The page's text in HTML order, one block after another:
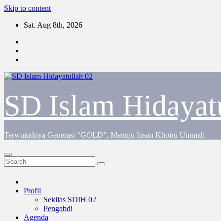
Skip to content
Sat. Aug 8th, 2026
SD Islam
Terwujudnya Generasi “GOLD”, Menuju Insan Khoiru Ummah
Profil
Sekilas SDIH 02
Pengabdi
Agenda